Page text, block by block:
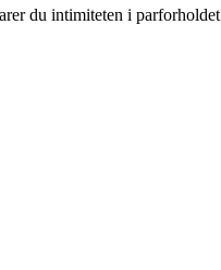
du intimiteten i parforholdet